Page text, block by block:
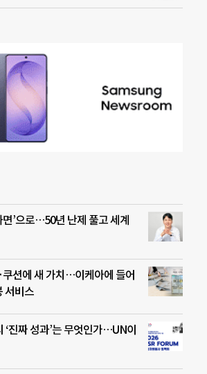
면’으로…50년 난제 풀고 세계
쿠션에 새 가치…이케아에 들어
서비스
‘진짜 성과’는 무엇인가…UN이